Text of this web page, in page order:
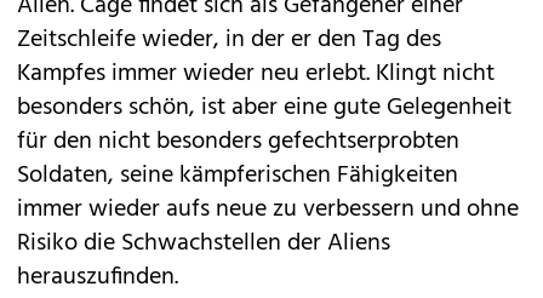
Zeitschleife wieder, in der er den Tag des
Kampfes immer wieder neu erlebt. Klingt nicht
besonders schön, ist aber eine gute Gelegenheit
für den nicht besonders gefechtserprobten
Soldaten, seine kämpferischen Fähigkeiten
immer wieder aufs neue zu verbessern und ohne
Risiko die Schwachstellen der Aliens
herauszufinden.